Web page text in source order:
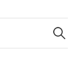
nach: